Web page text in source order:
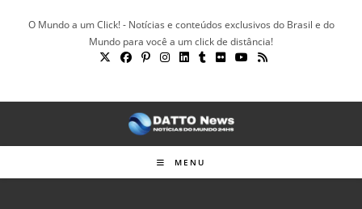
O Mundo a um Click! - Notícias e conteúdos exclusivos do Brasil e do
Mundo para você a um click de distância!
MENU